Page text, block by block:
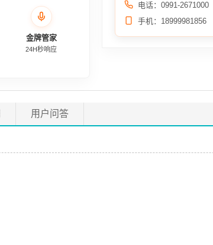
金牌管家
24H秒响应
电话：0991-2671000
手机：18999981856
用户问答